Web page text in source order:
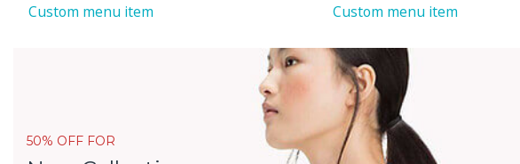
Custom menu item
Custom menu item
50% OFF FOR